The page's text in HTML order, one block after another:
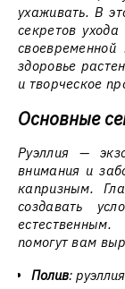
ухаживать. В
секретов
здоровье
и творческое
Основные
Руэллия —
внимания и
капризным.
создавать
помогут вам
Полив: